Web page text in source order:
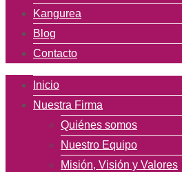
Kangurea
Blog
Contacto
Inicio
Nuestra Firma
Quiénes somos
Nuestro Equipo
Misión, Visión y Valores